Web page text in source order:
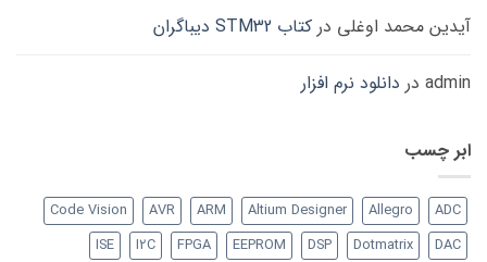
آیدین محمد اوغلی در کتاب STM32 دیباگران
admin در دانلود نرم افزار
ابر چسب
ADC
Allegro
Altium Designer
ARM
AVR
Code Vision
DAC
Dotmatrix
DSP
EEPROM
FPGA
I2C
ISE